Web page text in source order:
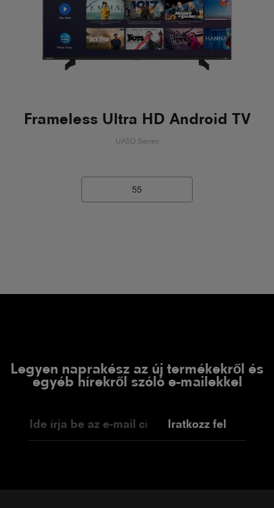
Frameless Ultra HD Android TV
UA5D Series
55
Legyen naprakész az új termékekről és
egyéb hírekről szóló e-mailekkel
Iratkozz fel